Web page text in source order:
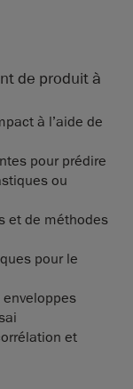
de produit à
à l’aide de
pour prédire
ou
et de méthodes
pour le
et